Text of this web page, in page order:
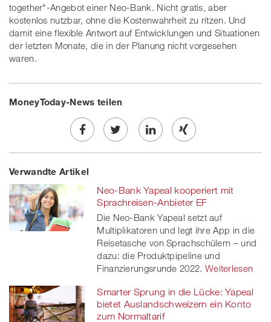
together"-Angebot einer Neo-Bank. Nicht gratis, aber
kostenlos nutzbar, ohne die Kostenwahrheit zu ritzen. Und
damit eine flexible Antwort auf Entwicklungen und Situationen
der letzten Monate, die in der Planung nicht vorgesehen
waren.
MoneyToday-News teilen
Share
on
Facebook
Twe
on
twitt
er
Share
linkedin
Share
Xing
Verwandte Artikel
Neo-Bank Yapeal kooperiert mit
Sprachreisen-Anbieter EF
Die Neo-Bank Yapeal setzt auf
Multiplikatoren und legt ihre App in die
Reisetasche von Sprachschülern – und
dazu: die Produktpipeline und
Finanzierungsrunde 2022. Weiterlesen
Smarter Sprung in die Lücke: Yapeal
bietet Auslandschweizern ein Konto
zum Normaltarif